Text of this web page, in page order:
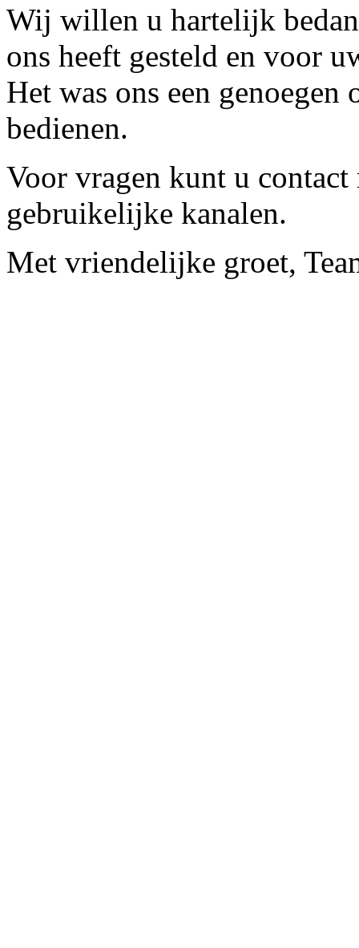
Wij willen u hartelijk
ons heeft gesteld en voor
Het was ons een
bedienen.
Voor vragen kunt u contact
gebruikelijke kanalen.
Met vriendelijke groet,